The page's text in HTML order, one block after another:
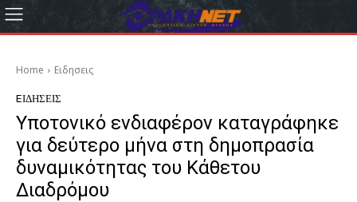
Home Eιδησεις
EΙΔΗΣΕΙΣ
Υποτονικό ενδιαφέρον καταγράφηκε
για δεύτερο μήνα στη δημοπρασία
δυναμικότητας του Κάθετου
Διαδρόμου